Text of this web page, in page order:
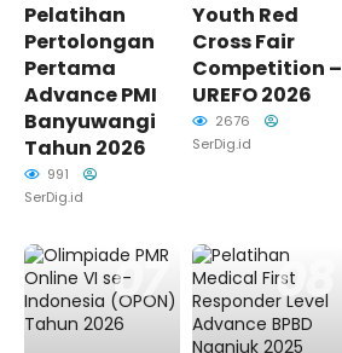
Pelatihan
Pertolongan
Pertama
Advance PMI
Banyuwangi
Tahun 2026
991
SerDig.id
Youth Red
Cross Fair
Competition –
UREFO 2026
2676
SerDig.id